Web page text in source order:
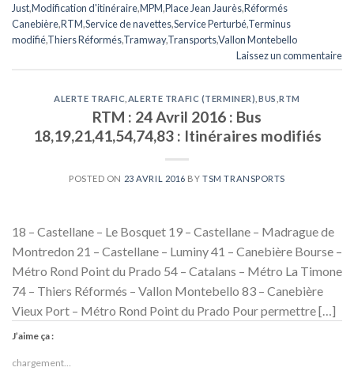
Just,Modification d'itinéraire,MPM,Place Jean Jaurès,Réformés
Canebière,RTM,Service de navettes,Service Perturbé,Terminus
modifié,Thiers Réformés,Tramway,Transports,Vallon Montebello
Laissez un commentaire
ALERTE TRAFIC ALERTE TRAFIC (TERMINER) BUS ,RTM
RTM : 24 Avril 2016 : Bus
18,19,21,41,54,74,83 : Itinéraires modifiés
POSTED ON 23 AVRIL 2016 BYTSM TRANSPORTS
18 – Castellane – Le Bosquet 19 – Castellane – Madrague de
Montredon 21 – Castellane – Luminy 41 – Canebière Bourse –
Métro Rond Point du Prado 54 – Catalans – Métro La Timone
74 – Thiers Réformés – Vallon Montebello 83 – Canebière
Vieux Port – Métro Rond Point du Prado Pour permettre […]
J’aime ça :
chargement…